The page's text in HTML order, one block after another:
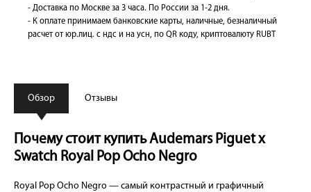
- Доставка по Москве за 3 часа. По России за 1-2 дня.
- К оплате принимаем банковские карты, наличные, безналичный
расчет от юр.лиц. с ндс и на усн, по QR коду, криптовалюту RUBT
Обзор Отзывы
Почему стоит купить Audemars Piguet x
Swatch Royal Pop Ocho Negro
Royal Pop Ocho Negro — самый контрастный и графичный